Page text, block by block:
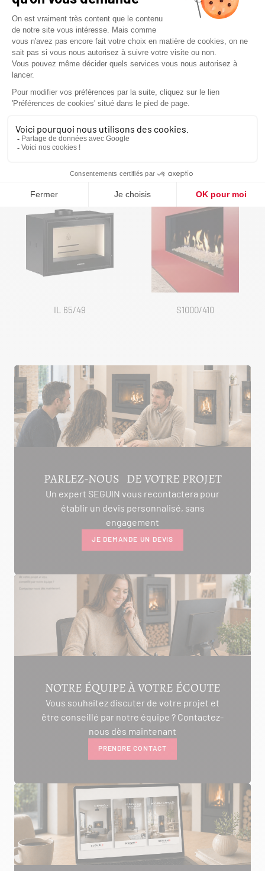
FAE 80
IL 65/49 S1000/410
PARLEZ-NOUS DE VOTRE PROJET
Un expert SEGUIN vous recontactera pour
établir un devis personnalisé, sans
engagement
JE DEMANDE UN DEVIS
NOTRE ÉQUIPE À VOTRE ÉCOUTE
Vous souhaitez discuter de votre projet et
être conseillé par notre équipe ? Contactez-
nous dès maintenant
PRENDRE CONTACT